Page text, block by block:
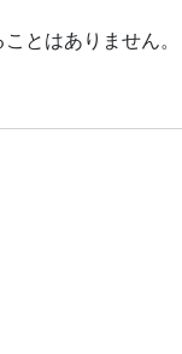
とはありません。